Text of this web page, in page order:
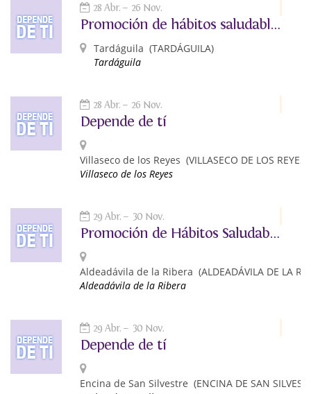
28 Abr. 26 Nov.
Promoción de hábitos saludables: Depende de ti
Tardáguila (TARDÁGUILA)
Tardáguila
28 Abr. 26 Nov.
Depende de tí
Villaseco de los Reyes (VILLASECO DE LOS REYES)
Villaseco de los Reyes
29 Abr. 30 Nov.
Promoción de Hábitos Saludables: Depende de Ti
Aldeadávila de la Ribera (ALDEADÁVILA DE LA
Aldeadávila de la Ribera
29 Abr. 30 Nov.
Depende de tí
Encina de San Silvestre (ENCINA DE SAN